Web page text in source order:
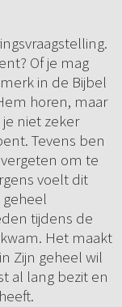
Of je mag
in de Bijbel
horen, maar
niet zeker
Tevens ben
om te
voelt dit
tijdens de
Het maakt
Zijn geheel wil
al lang bezit en